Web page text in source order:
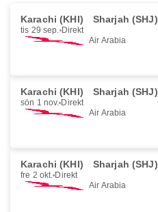
Karachi (KHI) Sharjah (SHJ)
tis 29 sep. Direkt
Air Arabia
Karachi (KHI) Sharjah (SHJ)
sön 1 nov. Direkt
Air Arabia
Karachi (KHI) Sharjah (SHJ)
fre 2 okt. Direkt
Air Arabia